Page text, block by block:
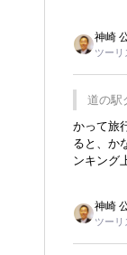
るなん
で、この
神崎
ツーリ
道の駅
覇
かって旅
ると、か
ンキング
れ永井
話が次々
でも思
に東京デ
神崎
ツーリ